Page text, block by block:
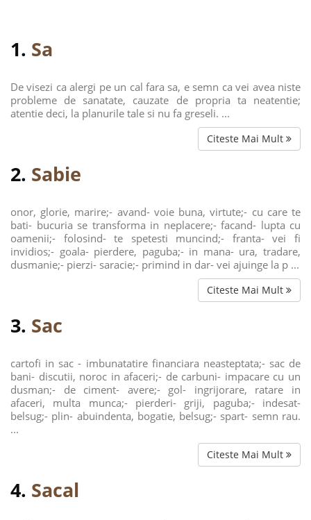
1. Sa
De visezi ca alergi pe un cal fara sa, e semn ca vei avea niste
probleme de sanatate, cauzate de propria ta neatentie;
atentie deci, la planurile tale si nu fa greseli. ...
Citeste Mai Mult
2. Sabie
onor, glorie, marire;- avand- voie buna, virtute;- cu care te
bati- bucuria se transforma in neplacere;- facand- lupta cu
oamenii;- folosind- te spetesti muncind;- franta- vei fi
invidios;- goala- pierdere, paguba;- in mana- ura, tradare,
dusmanie;- pierzi- saracie;- primind in dar- vei ajuinge la p ...
Citeste Mai Mult
3. Sac
cartofi in sac - imbunatatire financiara neasteptata;- sac de
bani- discutii, noroc in afaceri;- de carbuni- impacare cu un
dusman;- de ciment- avere;- gol- ingrijorare, ratare in
afaceri, multa munca;- pierderi- griji, paguba;- indesat-
belsug;- plin- abuindenta, bogatie, belsug;- spart- semn rau.
...
Citeste Mai Mult
4. Sacal